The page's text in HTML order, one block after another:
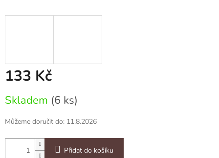
133 Kč
cena:
Skladem (6 ks)
Můžeme doručit do: 11.8.2026
Přidat do košíku